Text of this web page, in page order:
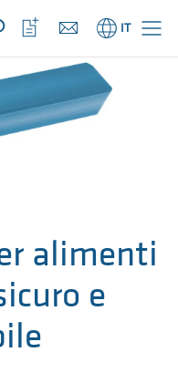
Prodotti)APRI
IT
Apri
la
lista
dei
alimenti
e